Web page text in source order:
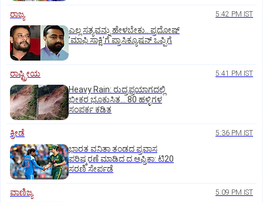
ರಾಜ್ಯ 5:42 PM IST
ಎಲ್ಲ ಸತ್ಯವನ್ನು ಹೇಳಬೇಕು.. ಪ್ರದೋಷ್‌
ʼಮಾಫಿ ಸಾಕ್ಷಿʼಗೆ ಪ್ರಾಸಿಕ್ಯೂಷನ್ ಒಪ್ಪಿಗೆ
ರಾಷ್ಟ್ರೀಯ 5:41 PM IST
Heavy Rain: ರುದ್ರಪ್ರಯಾಗದಲ್ಲಿ
ಭೀಕರ ಭೂಕುಸಿತ... 80 ಹಳ್ಳಿಗಳ
ಸಂಪರ್ಕ ಕಡಿತ
ಕ್ರೀಡೆ 5:36 PM IST
ಭಾರತ ವನಿತಾ ತಂಡದ ಪ್ರವಾಸ
ಪರಿಷ್ಕರಣೆ ಮಾಡಿದ ದ.ಆಫ್ರಿಕಾ: ಟಿ20
ಸರಣಿ ಸೇರ್ಪಡೆ
ವಾಣಿಜ್ಯ 5:09 PM IST